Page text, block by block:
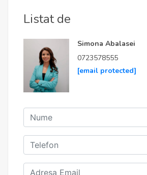
Listat de
Simona Abalasei
0723578555
[email protected]